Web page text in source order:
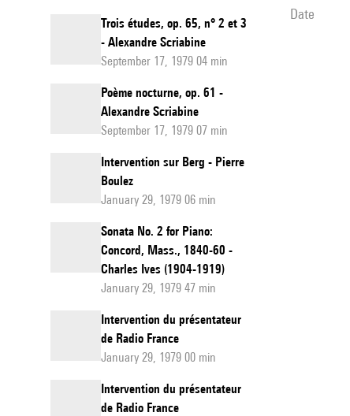
Trois études, op. 65, n° 2 et 3
- Alexandre Scriabine
September 17, 1979 04 min
Poème nocturne, op. 61 -
Alexandre Scriabine
September 17, 1979 07 min
Intervention sur Berg - Pierre
Boulez
January 29, 1979 06 min
Sonata No. 2 for Piano:
Concord, Mass., 1840-60 -
Charles Ives (1904-1919)
January 29, 1979 47 min
Intervention du présentateur
de Radio France
January 29, 1979 00 min
Intervention du présentateur
de Radio France
date